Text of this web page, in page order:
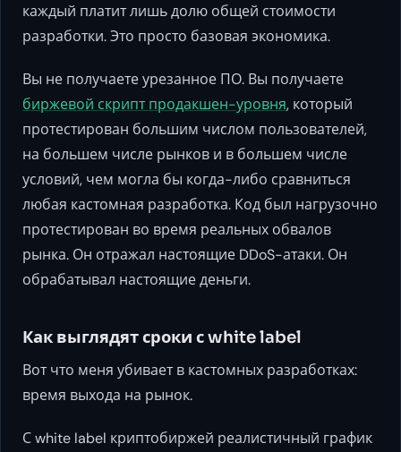
каждый платит лишь долю общей стоимости
разработки. Это просто базовая экономика.
Вы не получаете урезанное ПО. Вы получаете
биржевой скрипт продакшен-уровня, который
протестирован большим числом пользователей,
на большем числе рынков и в большем числе
условий, чем могла бы когда-либо сравниться
любая кастомная разработка. Код был нагрузочно
протестирован во время реальных обвалов
рынка. Он отражал настоящие DDoS-атаки. Он
обрабатывал настоящие деньги.
Как выглядят сроки с white label
Вот что меня убивает в кастомных разработках:
время выхода на рынок.
С white label криптобиржей реалистичный график